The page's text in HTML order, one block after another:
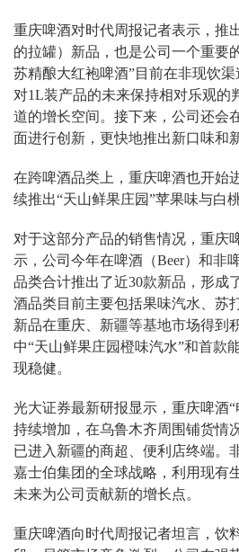
重庆啤酒对时代周报记者表示，推
的拉罐）新品，也是公司一个重要
苏精酿大红袍啤酒”目前在非现饮
对1L装产品的未来保持相对乐观的
道的增长空间。接下来，公司还会
面进行创新，更快地推出新口味和
在跨啤酒品类上，重庆啤酒也开始
续推出“天山鲜果庄园”苹果味与白
对于这部分产品的销售情况，重庆
示，公司今年在啤酒（Beer）和非
品类合计推出了近30款新品，形成
酒品类目前主要包括果味汽水、苏
新品在重庆、新疆等基地市场得到
中“天山鲜果庄园橙味汽水”和首款
现稳健。
光大证券最新研报显示，重庆啤酒
持续增加，在乌鲁木齐周围铺货情
已进入新疆的商超、便利店终端。
嘉士伯集团的全球战略，利用现有
未来为公司贡献新的增长点。
重庆啤酒向时代周报记者坦言，饮